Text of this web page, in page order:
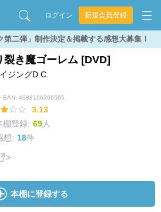
ログイン 新規会員登録
第二弾」制作決定＆掲載する感想大募集！
裂き魔ゴーレム [DVD]
ジングD.C.
EAN: 4988166206565
3.13
棚登録: 69人
想: 18件
本棚に登録する